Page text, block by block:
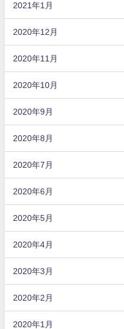
2021年1月
2020年12月
2020年11月
2020年10月
2020年9月
2020年8月
2020年7月
2020年6月
2020年5月
2020年4月
2020年3月
2020年2月
2020年1月